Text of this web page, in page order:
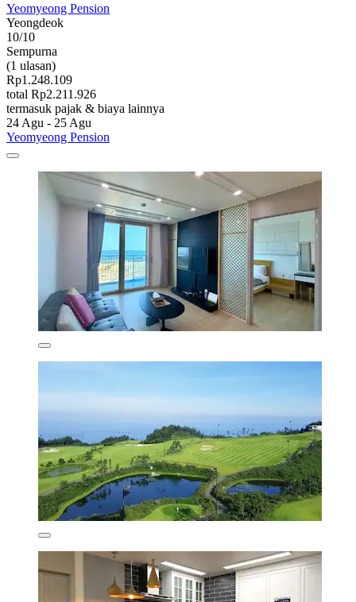
Yeomyeong Pension
Yeongdeok
10/10
Sempurna
(1 ulasan)
Rp1.248.109
total Rp2.211.926
termasuk pajak & biaya lainnya
24 Agu - 25 Agu
Yeomyeong Pension